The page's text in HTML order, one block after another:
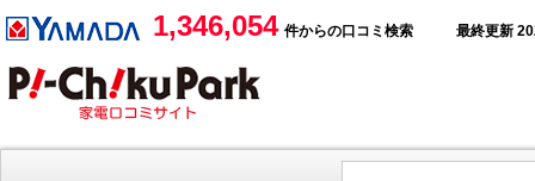
1,346,054 件からの口コミ検索 最終更新